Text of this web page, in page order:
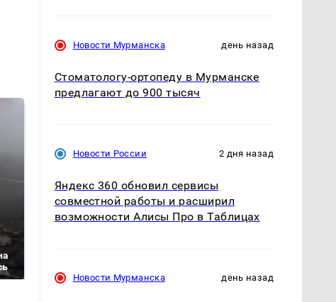
Новости Мурманска день назад
Стоматологу-ортопеду в Мурманске
предлагают до 900 тысяч
Новости России 2 дня назад
Яндекс 360 обновил сервисы
совместной работы и расширил
возможности Алисы Про в Таблицах
Новости Мурманска день назад